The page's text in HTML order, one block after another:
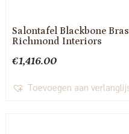
Salontafel Blackbone
Richmond Interiors
€1,416.00
Toevoegen aan